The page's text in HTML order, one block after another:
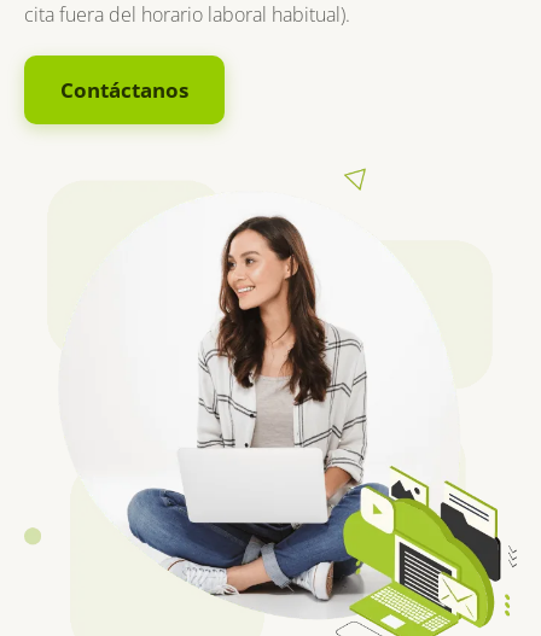
cita fuera del horario laboral habitual).
Contáctanos